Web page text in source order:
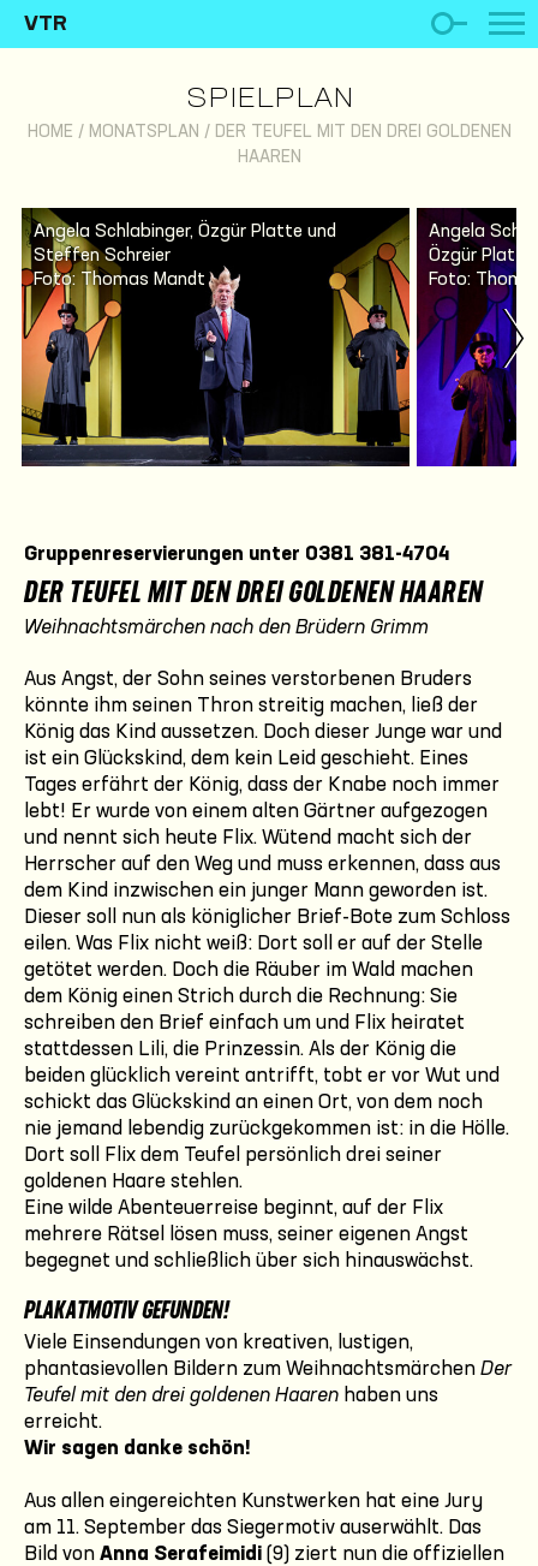
VTR
SPIELPLAN
HOME / MONATSPLAN / DER TEUFEL MIT DEN DREI GOLDENEN
HAAREN
Angela Schlabinger, Özgür Platte und
Steffen Schreier
Foto: Thomas Mandt
Angela
Özgür Platte
Foto:
Gruppenreservierungen unter 0381 381-4704
DER TEUFEL MIT DEN DREI GOLDENEN HAAREN
Weihnachtsmärchen nach den Brüdern Grimm
Aus Angst, der Sohn seines verstorbenen Bruders
könnte ihm seinen Thron streitig machen, ließ der
König das Kind aussetzen. Doch dieser Junge war und
ist ein Glückskind, dem kein Leid geschieht. Eines
Tages erfährt der König, dass der Knabe noch immer
lebt! Er wurde von einem alten Gärtner aufgezogen
und nennt sich heute Flix. Wütend macht sich der
Herrscher auf den Weg und muss erkennen, dass aus
dem Kind inzwischen ein junger Mann geworden ist.
Dieser soll nun als königlicher Brief-Bote zum Schloss
eilen. Was Flix nicht weiß: Dort soll er auf der Stelle
getötet werden. Doch die Räuber im Wald machen
dem König einen Strich durch die Rechnung: Sie
schreiben den Brief einfach um und Flix heiratet
stattdessen Lili, die Prinzessin. Als der König die
beiden glücklich vereint antrifft, tobt er vor Wut und
schickt das Glückskind an einen Ort, von dem noch
nie jemand lebendig zurückgekommen ist: in die Hölle.
Dort soll Flix dem Teufel persönlich drei seiner
goldenen Haare stehlen.
Eine wilde Abenteuerreise beginnt, auf der Flix
mehrere Rätsel lösen muss, seiner eigenen Angst
begegnet und schließlich über sich hinauswächst.
PLAKATMOTIV GEFUNDEN!
Viele Einsendungen von kreativen, lustigen,
phantasievollen Bildern zum Weihnachtsmärchen Der
Teufel mit den drei goldenen Haaren haben uns
erreicht.
Wir sagen danke schön!
Aus allen eingereichten Kunstwerken hat eine Jury
am 11. September das Siegermotiv auserwählt. Das
Bild von Anna Serafeimidi (9) ziert nun die offiziellen